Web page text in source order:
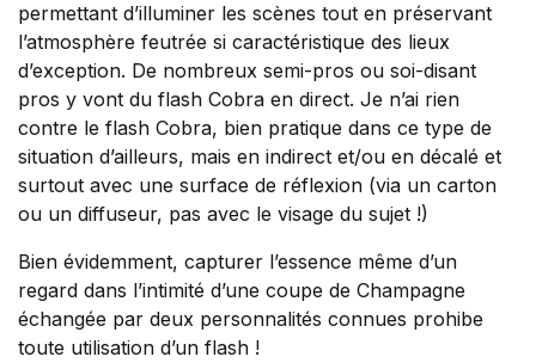
permettant d’illuminer les scènes tout en préservant
l’atmosphère feutrée si caractéristique des lieux
d’exception. De nombreux semi-pros ou soi-disant
pros y vont du flash Cobra en direct. Je n’ai rien
contre le flash Cobra, bien pratique dans ce type de
situation d’ailleurs, mais en indirect et/ou en décalé et
surtout avec une surface de réflexion (via un carton
ou un diffuseur, pas avec le visage du sujet !)
Bien évidemment, capturer l’essence même d’un
regard dans l’intimité d’une coupe de Champagne
échangée par deux personnalités connues prohibe
toute utilisation d’un flash !